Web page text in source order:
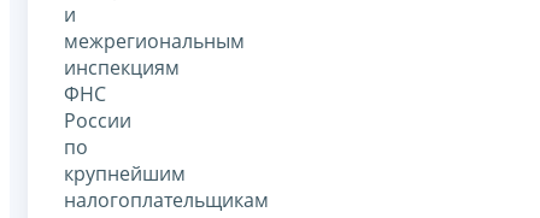
и
межрегиональным
инспекциям
ФНС
России
по
крупнейшим
налогоплательщикам